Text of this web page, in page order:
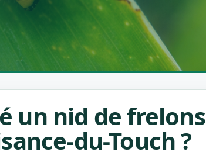
un nid de frelons
du-Touch ?